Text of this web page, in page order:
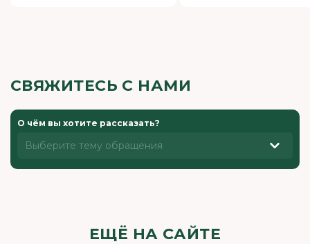
СВЯЖИТЕСЬ С НАМИ
О чём вы хотите рассказать?
Выберите тему обращения
ЕЩЁ НА САЙТЕ